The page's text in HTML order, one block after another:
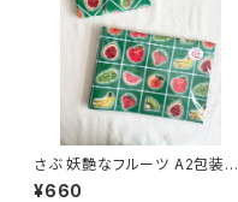
さぶ 妖艶なフルーツ A2包装紙
6枚入り
¥660